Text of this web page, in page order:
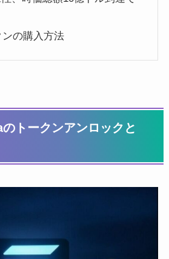
の購入方法
トークンアンロックと